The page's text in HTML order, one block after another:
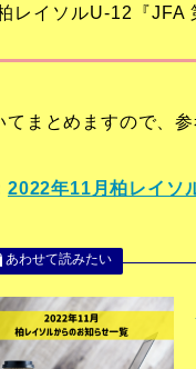
レイソルU-12『JFA
てまとめますので、参
2022年11月柏レイソ